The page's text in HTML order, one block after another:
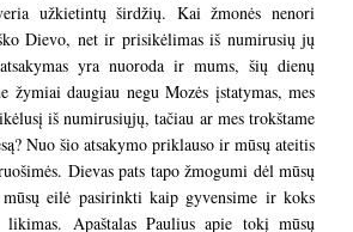
užkietintų širdžių. Kai žmonės nenori
Dievo, net ir prisikėlimas iš numirusių jų
yra nuoroda ir mums, šių dienų
žymiai daugiau negu Mozės įstatymas, mes
iš numirusiųjų, tačiau ar mes trokštame
Nuo šio atsakymo priklauso ir mūsų ateitis
Dievas pats tapo žmogumi dėl mūsų
eilė pasirinkti kaip gyvensime ir koks
likimas. Apaštalas Paulius apie tokį mūsų